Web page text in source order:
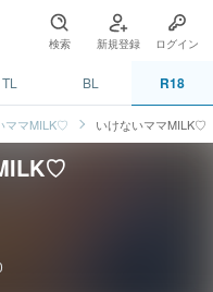
検索 新規登録 ログイン
TL BL R18
ママMILK♡ いけないママMILK♡